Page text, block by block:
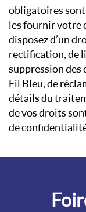
obligatoires sont
les fournir votre
disposez d’un
rectification, de
suppression des
Fil Bleu, de
détails du
de vos droits
de